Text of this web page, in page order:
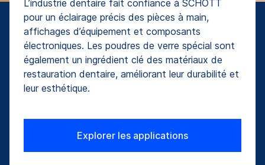
L’industrie dentaire fait confiance à SCHOTT
pour un éclairage précis des pièces à main,
affichages d’équipement et composants
électroniques. Les poudres de verre spécial sont
également un ingrédient clé des matériaux de
restauration dentaire, améliorant leur durabilité et
leur esthétique.
Explorer les applications